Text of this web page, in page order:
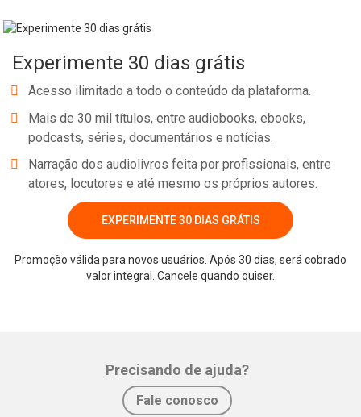
Experimente 30 dias grátis
Acesso ilimitado a todo o conteúdo da plataforma.
Mais de 30 mil títulos, entre audiobooks, ebooks,
podcasts, séries, documentários e notícias.
Narração dos audiolivros feita por profissionais, entre
atores, locutores e até mesmo os próprios autores.
EXPERIMENTE 30 DIAS GRÁTIS
Promoção válida para novos usuários. Após 30 dias, será cobrado
valor integral. Cancele quando quiser.
Precisando de ajuda?
Fale conosco